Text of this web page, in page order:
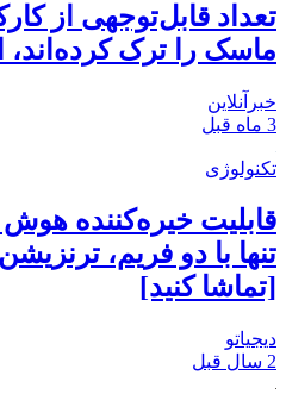
تعداد قابل‌توجهی از
ماسک را ترک کرده‌اند،
خبرآنلاین
3 ماه قبل
تکنولوژی
تنها با دو فریم،
[تماشا کنید]
دیجیاتو
2 سال قبل